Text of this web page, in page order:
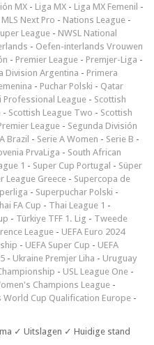
MX - Liga MX - Liga MX Femenil -
MLS Next Pro - Nations League -
League - NWSL National
- Oefen-interlands Vrouwen
- Premier League - Premjer-Liga -
Division Argentina - Primera
- Puchar Polski - Qatar
Professional League - Scottish
- Scottish League Two - Scottish
League - Segunda División
Brazil - Serie A Women - Serie B -
PrvaLiga - South African
1 - Super Cup Portugal - Süper
League Greece - Supercopa de
- Superpuchar Polski -
FA Cup - Thai League 1 -
- Türkiye TFF 1. Lig - Tweede
League - UEFA Euro 2024
- UEFA Super Cup - UEFA
- Ukraine Premjer Liha - Uruguay
- USL League One -
Champions League -
World Cup Qualification Europe -
✓ Uitslagen ✓ Huidige stand